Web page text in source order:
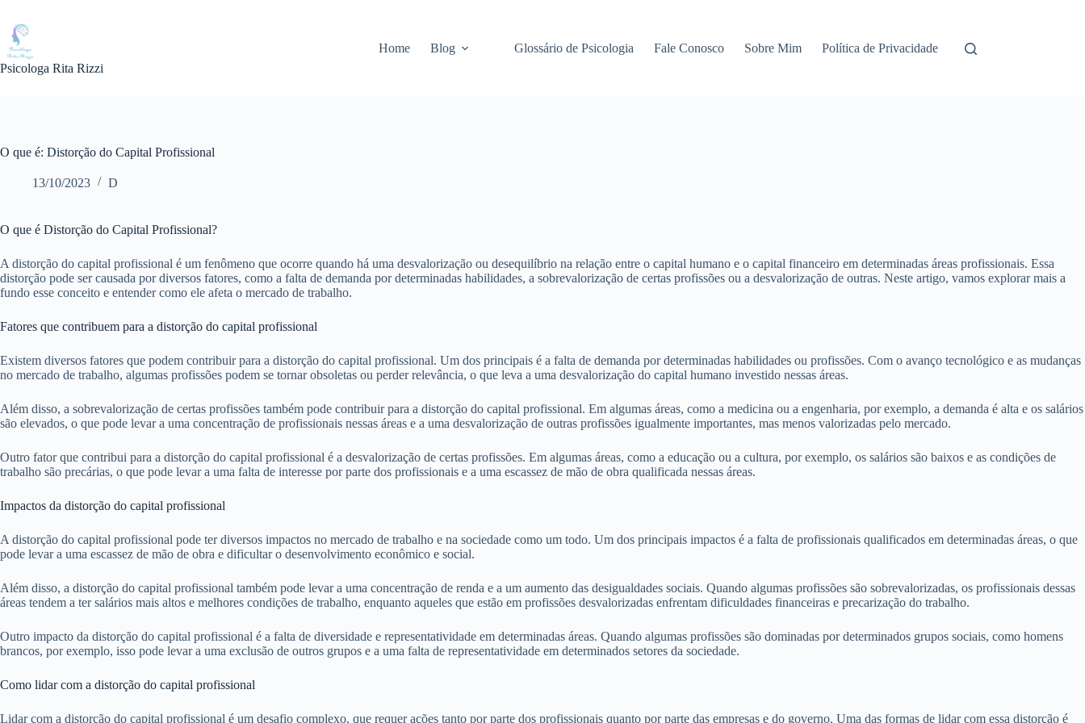
para
conteúdo
Psicologa Rita Rizzi
Home Blog Glossário de Psicologia Fale Conosco Sobre Mim Política de Privacidade
O que é: Distorção do Capital Profissional
13/10/2023 D
O que é Distorção do Capital Profissional?
A distorção do capital profissional é um fenômeno que ocorre quando há uma desvalorização ou desequilíbrio na relação entre o capital humano e o capital financeiro em determinadas áreas profissionais. Essa
distorção pode ser causada por diversos fatores, como a falta de demanda por determinadas habilidades, a sobrevalorização de certas profissões ou a desvalorização de outras. Neste artigo, vamos explorar mais a
fundo esse conceito e entender como ele afeta o mercado de trabalho.
Fatores que contribuem para a distorção do capital profissional
Existem diversos fatores que podem contribuir para a distorção do capital profissional. Um dos principais é a falta de demanda por determinadas habilidades ou profissões. Com o avanço tecnológico e as mudanças
no mercado de trabalho, algumas profissões podem se tornar obsoletas ou perder relevância, o que leva a uma desvalorização do capital humano investido nessas áreas.
Além disso, a sobrevalorização de certas profissões também pode contribuir para a distorção do capital profissional. Em algumas áreas, como a medicina ou a engenharia, por exemplo, a demanda é alta e os salários
são elevados, o que pode levar a uma concentração de profissionais nessas áreas e a uma desvalorização de outras profissões igualmente importantes, mas menos valorizadas pelo mercado.
Outro fator que contribui para a distorção do capital profissional é a desvalorização de certas profissões. Em algumas áreas, como a educação ou a cultura, por exemplo, os salários são baixos e as condições de
trabalho são precárias, o que pode levar a uma falta de interesse por parte dos profissionais e a uma escassez de mão de obra qualificada nessas áreas.
Impactos da distorção do capital profissional
A distorção do capital profissional pode ter diversos impactos no mercado de trabalho e na sociedade como um todo. Um dos principais impactos é a falta de profissionais qualificados em determinadas áreas, o que
pode levar a uma escassez de mão de obra e dificultar o desenvolvimento econômico e social.
Além disso, a distorção do capital profissional também pode levar a uma concentração de renda e a um aumento das desigualdades sociais. Quando algumas profissões são sobrevalorizadas, os profissionais dessas
áreas tendem a ter salários mais altos e melhores condições de trabalho, enquanto aqueles que estão em profissões desvalorizadas enfrentam dificuldades financeiras e precarização do trabalho.
Outro impacto da distorção do capital profissional é a falta de diversidade e representatividade em determinadas áreas. Quando algumas profissões são dominadas por determinados grupos sociais, como homens
brancos, por exemplo, isso pode levar a uma exclusão de outros grupos e a uma falta de representatividade em determinados setores da sociedade.
Como lidar com a distorção do capital profissional
Lidar com a distorção do capital profissional é um desafio complexo, que requer ações tanto por parte dos profissionais quanto por parte das empresas e do governo. Uma das formas de lidar com essa distorção é